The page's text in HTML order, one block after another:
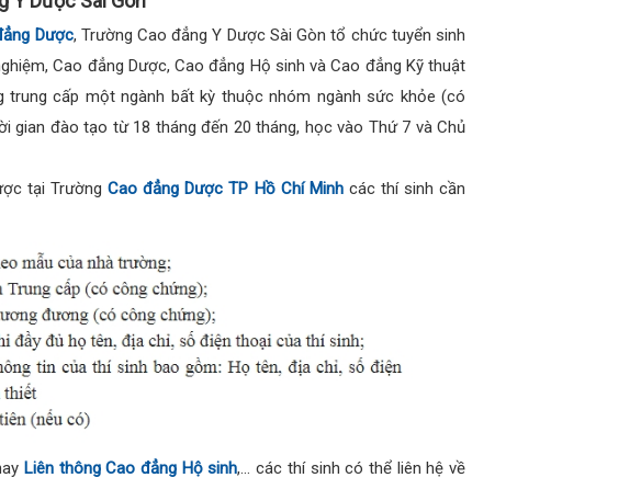
Dược, Trường Cao đẳng Y Dược Sài Gòn tổ chức tuyển sinh
Cao đẳng Dược, Cao đẳng Hộ sinh và Cao đẳng Kỹ thuật
cấp một ngành bất kỳ thuộc nhóm ngành sức khỏe (có
gian đào tạo từ 18 tháng đến 20 tháng, học vào Thứ 7 và Chủ
tại TrườngCao đẳng Dược TP Hồ Chí Minhcác thí sinh cần
Liên thông Cao đẳng Hộ sinh,… các thí sinh có thể liên hệ về